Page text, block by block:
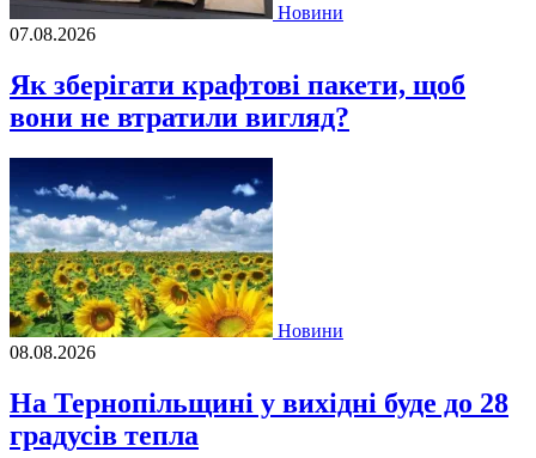
Новини
07.08.2026
Як зберігати крафтові пакети, щоб
вони не втратили вигляд?
Новини
08.08.2026
На Тернопільщині у вихідні буде до 28
градусів тепла